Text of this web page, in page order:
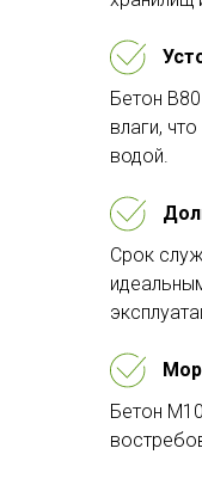
Бетон
влаги,
водой.
Срок
Бетон